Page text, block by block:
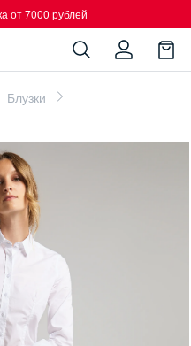
от 7000 рублей
Блузки